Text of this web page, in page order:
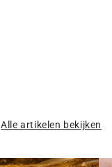
Alle artikelen bekijken